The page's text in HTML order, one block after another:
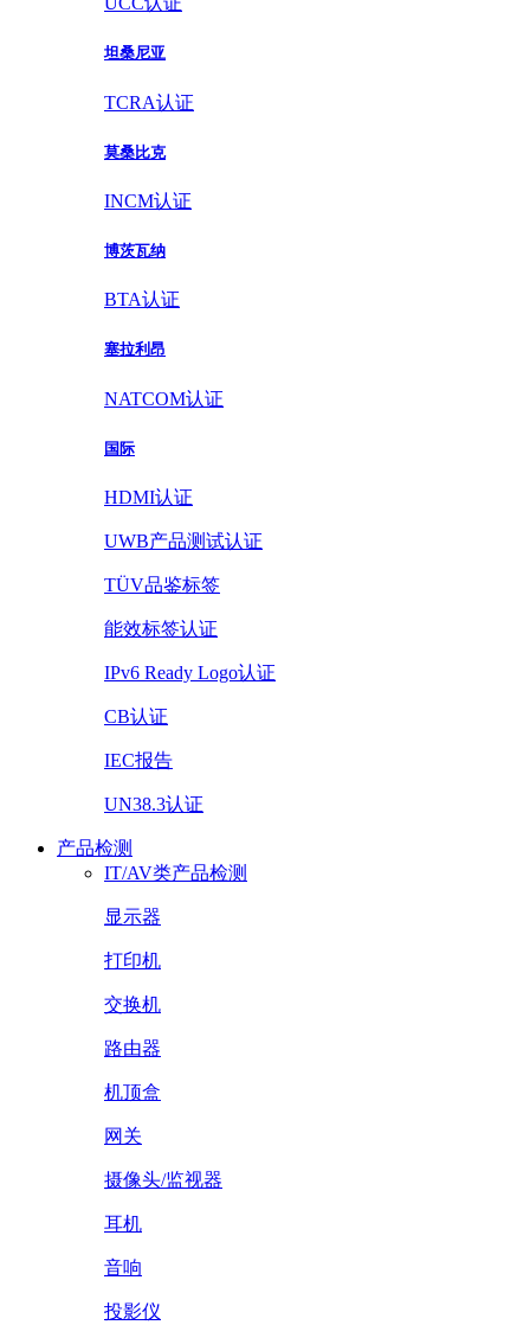
坦桑尼亚
TCRA认证
莫桑比克
INCM认证
博茨瓦纳
BTA认证
塞拉利昂
NATCOM认证
国际
HDMI认证
UWB产品测试认证
TÜV品鉴标签
能效标签认证
IPv6 Ready Logo认证
CB认证
IEC报告
UN38.3认证
产品检测
IT/AV类产品检测
显示器
打印机
交换机
路由器
机顶盒
网关
摄像头/监视器
耳机
音响
投影仪